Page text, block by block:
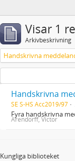
Visar 1
Arkivbeskrivning
Handskrivna
SE S-HS Acc2019/97
Fyra handskrivna
Arendorff, Victor
Kungliga biblioteket